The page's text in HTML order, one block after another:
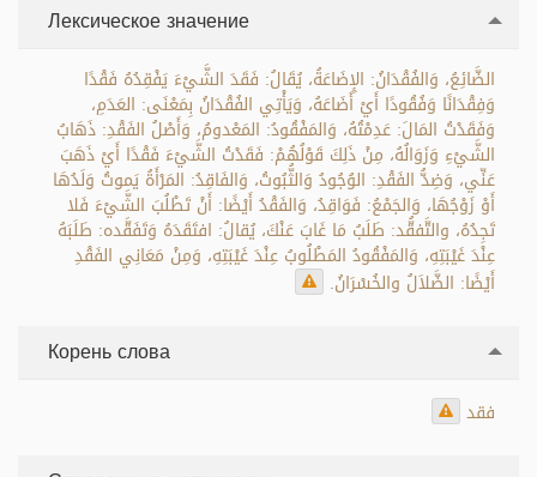
Лексическое значение
الضَّائِعُ، وَالفُقْدَانُ: الإِضَاعَةُ، يُقَالُ: فَقَدَ الشَّيْءَ يَفْقِدُهُ فَقْدًا
وَفِقْدَانًا وَفُقُودًا أَيْ أَضَاعَهُ، وَيَأْتِي الفُقْدَانُ بِمَعْنَى: العَدَمِ،
وَفَقَدْتُ المَالَ: عَدِمْتُهُ، وَالمَفْقُودُ: المَعْدومُ، وَأَصْلُ الفَقْدِ: ذَهَابُ
الشَّيْءِ وَزَوَالُهُ، مِنْ ذَلِكَ قَوْلُهُمْ: فَقَدْتُ الشَّيْءَ فَقْدًا أَيْ ذَهَبَ
عَنِّي، وَضِدُّ الفَقْدِ: الوُجُودُ وَالثُّبُوتُ، وَالفَاقِدُ: المَرْأَةُ يَموتُ وَلَدُهَا
أَوْ زَوْجُهَا، وَالجَمْعُ: فَوَاقِدُ، وَالفَقْدُ أَيْضًا: أَنْ تَطْلُبَ الشَّيْءَ فَلا
تَجِدُهُ، والتَّفقُّد: طَلَبُ مَا غَابَ عَنْكَ، يُقالُ: افتَقَدَهُ وَتَفَقَّده: طَلَبَهُ
عِنْدَ غَيْبَتِهِ، وَالمَفْقُودُ المَطْلُوبُ عِنْدَ غَيْبَتِهِ، وَمِنْ مَعَانِي الفَقْدِ
أَيْضًا: الضَّلاَلُ والخُسْرَانُ.
Корень слова
فقد